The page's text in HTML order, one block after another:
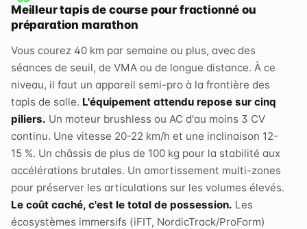
Meilleur tapis de course pour fractionné ou
préparation marathon
Vous courez 40 km par semaine ou plus, avec des
séances de seuil, de VMA ou de longue distance. À ce
niveau, il faut un appareil semi-pro à la frontière des
tapis de salle. L'équipement attendu repose sur cinq
piliers. Un moteur brushless ou AC d'au moins 3 CV
continu. Une vitesse 20-22 km/h et une inclinaison 12-
15 %. Un châssis de plus de 100 kg pour la stabilité aux
accélérations brutales. Un amortissement multi-zones
pour préserver les articulations sur les volumes élevés.
Le coût caché, c'est le total de possession. Les
écosystèmes immersifs (iFIT, NordicTrack/ProForm)